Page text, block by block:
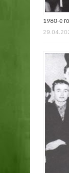
1980-е